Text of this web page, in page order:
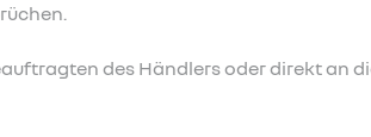
des Händlers oder direkt an